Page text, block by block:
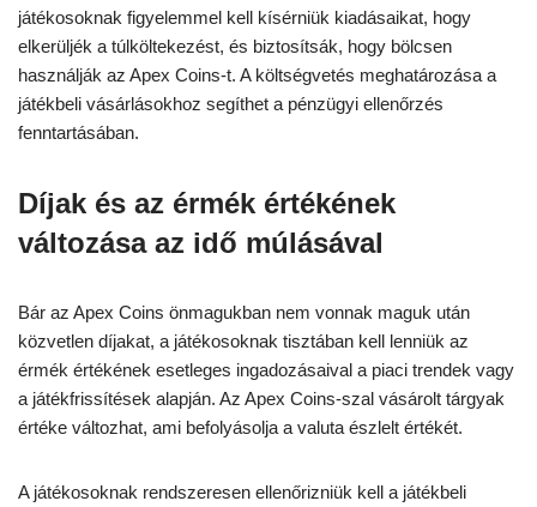
játékosoknak figyelemmel kell kísérniük kiadásaikat, hogy
elkerüljék a túlköltekezést, és biztosítsák, hogy bölcsen
használják az Apex Coins-t. A költségvetés meghatározása a
játékbeli vásárlásokhoz segíthet a pénzügyi ellenőrzés
fenntartásában.
Díjak és az érmék értékének
változása az idő múlásával
Bár az Apex Coins önmagukban nem vonnak maguk után
közvetlen díjakat, a játékosoknak tisztában kell lenniük az
érmék értékének esetleges ingadozásaival a piaci trendek vagy
a játékfrissítések alapján. Az Apex Coins-szal vásárolt tárgyak
értéke változhat, ami befolyásolja a valuta észlelt értékét.
A játékosoknak rendszeresen ellenőrizniük kell a játékbeli